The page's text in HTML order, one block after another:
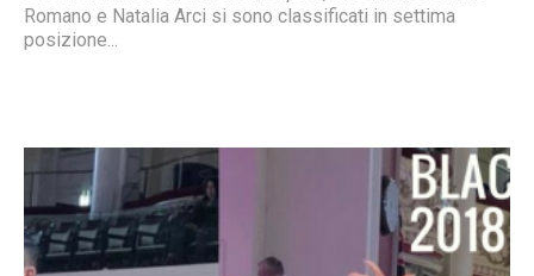
Romano e Natalia Arci si sono classificati in settima
posizione...